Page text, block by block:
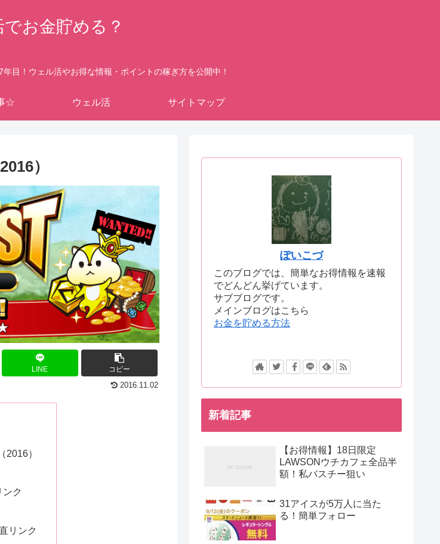
お金貯める？
目！ウェル活やお得な情報・ポイントの稼ぎ方を公開中！
☆ ウェル活 サイトマップ
）
LINE
コピー
2016.11.02
2016）
ク
リンク
ぽいこづ
このブログでは、簡単なお得情報を速報
でどんどん挙げています。
サブブログです。
メインブログはこちら
お金を貯める方法
新着記事
【お得情報】18日限定
LAWSONウチカフェ全品半
額！私バスチー狙い
31アイスが5万人に当た
る！簡単フォロー